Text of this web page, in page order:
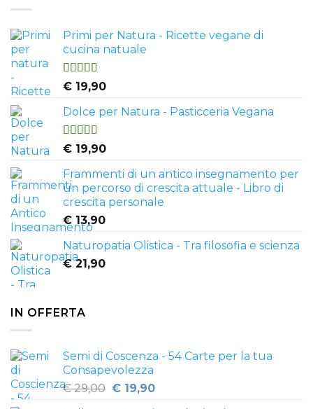
Primi per Natura - Ricette vegane di
cucina natuale
Valutato
su 5
€ 19,90
Dolce per Natura - Pasticceria Vegana
Valutato
su 5
€ 19,90
Frammenti di un antico insegnamento per
un percorso di crescita attuale - Libro di
crescita personale
€ 13,90
Naturopatia Olistica - Tra filosofia e scienza
€21,90
IN OFFERTA
Semi di Coscenza - 54 Carte per la tua
Consapevolezza
€29,00 Il
€19,90Il